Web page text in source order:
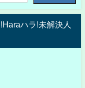
ハラ!未解決人